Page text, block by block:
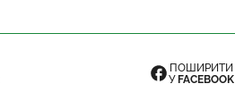
ПОШИРИТИ
У FACEBOOK